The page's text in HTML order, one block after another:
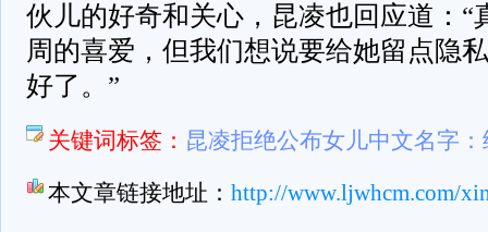
伙儿的好奇和关心，昆凌也回应道：“
周的喜爱，但我们想说要给她留点隐
好了。”
关键词标签： 昆凌拒绝公布女儿中文名字
本文章链接地址： http://www.ljwhcm.com/